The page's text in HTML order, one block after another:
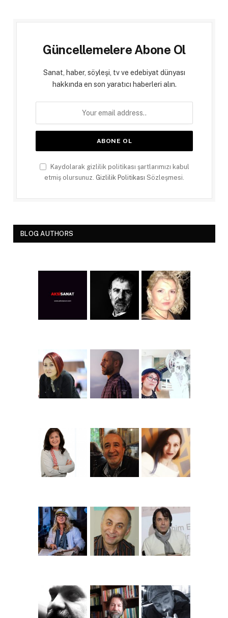
Güncellemelere Abone Ol
Sanat, haber, söyleşi, tv ve edebiyat dünyası
hakkında en son yaratıcı haberleri alın.
Kaydolarak gizlilik politikası şartlarımızı kabul
etmiş olursunuz. Gizlilik Politikası Sözleşmesi.
BLOG AUTHORS